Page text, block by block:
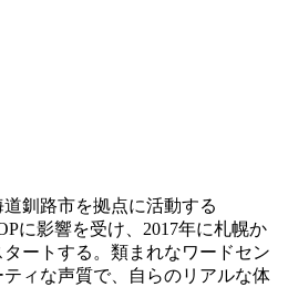
釧路市を拠点に活動する
に影響を受け、2017年に札幌か
ートする。類まれなワードセン
ィな声質で、自らのリアルな体